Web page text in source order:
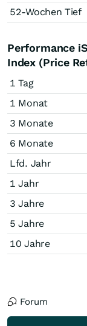
52-Wochen Tief
Performance
Index (Price
1 Tag
1 Monat
3 Monate
6 Monate
Lfd. Jahr
1 Jahr
3 Jahre
5 Jahre
10 Jahre
Forum